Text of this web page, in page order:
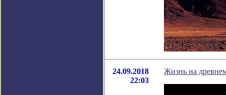
24.09.2018
22:03
Жизнь на